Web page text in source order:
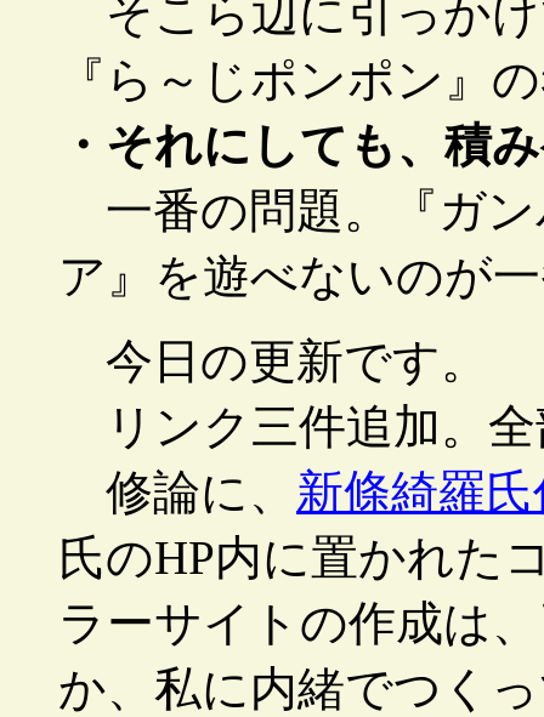
そこら辺に引っか
『ら～じポンポン』
・それにしても、積
一番の問題。『ガ
ア』を遊べないのが
今日の更新です。
リンク三件追加。
修論に、 新條綺羅
氏のHP内に置かれた
ラーサイトの作成は
か、私に内緒でつく